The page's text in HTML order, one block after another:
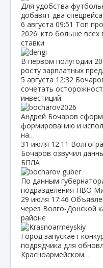
Для удобства
добавят два
6 августа 09:51 Топ
2026: кто больше всех
ставки
В первом полугодии
росту зарплатных
5 августа 12:32
сочетать
инвестиций
Андрей Бочаров
формированию и
на…
31 июля 12:11
Бочаров озвучил
БПЛА
По данным
подразделения ПВО
29 июля 17:46
через Волго‑Донской
районе
Город запускает
подрядчика для
Красноармейском…